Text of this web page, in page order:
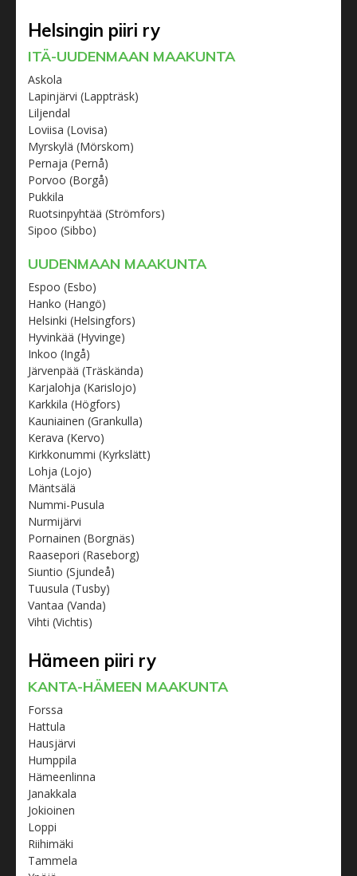
Helsingin piiri ry
ITÄ-UUDENMAAN MAAKUNTA
Askola
Lapinjärvi (Lappträsk)
Liljendal
Loviisa (Lovisa)
Myrskylä (Mörskom)
Pernaja (Pernå)
Porvoo (Borgå)
Pukkila
Ruotsinpyhtää (Strömfors)
Sipoo (Sibbo)
UUDENMAAN MAAKUNTA
Espoo (Esbo)
Hanko (Hangö)
Helsinki (Helsingfors)
Hyvinkää (Hyvinge)
Inkoo (Ingå)
Järvenpää (Träskända)
Karjalohja (Karislojo)
Karkkila (Högfors)
Kauniainen (Grankulla)
Kerava (Kervo)
Kirkkonummi (Kyrkslätt)
Lohja (Lojo)
Mäntsälä
Nummi-Pusula
Nurmijärvi
Pornainen (Borgnäs)
Raasepori (Raseborg)
Siuntio (Sjundeå)
Tuusula (Tusby)
Vantaa (Vanda)
Vihti (Vichtis)
Hämeen piiri ry
KANTA-HÄMEEN MAAKUNTA
Forssa
Hattula
Hausjärvi
Humppila
Hämeenlinna
Janakkala
Jokioinen
Loppi
Riihimäki
Tammela